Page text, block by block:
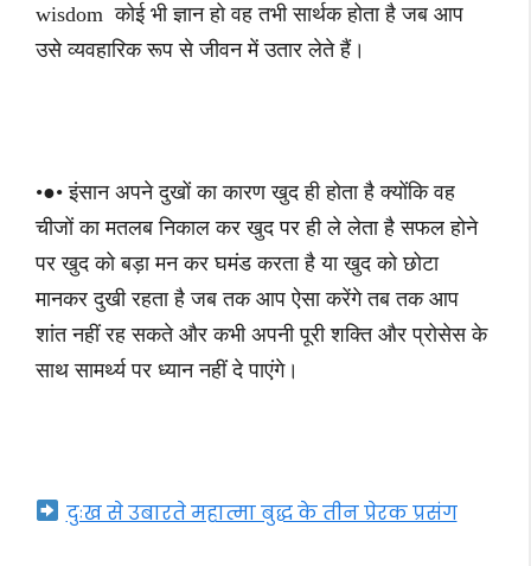
wisdom कोई भी ज्ञान हो वह तभी सार्थक होता है जब आप
उसे व्यवहारिक रूप से जीवन में उतार लेते हैं।
•●• इंसान अपने दुखों का कारण खुद ही होता है क्योंकि वह
चीजों का मतलब निकाल कर खुद पर ही ले लेता है सफल होने
पर खुद को बड़ा मन कर घमंड करता है या खुद को छोटा
मानकर दुखी रहता है जब तक आप ऐसा करेंगे तब तक आप
शांत नहीं रह सकते और कभी अपनी पूरी शक्ति और प्रोसेस के
साथ सामर्थ्य पर ध्यान नहीं दे पाएंगे।
दुःख से उबारते महात्मा बुद्ध के तीन प्रेरक प्रसंग